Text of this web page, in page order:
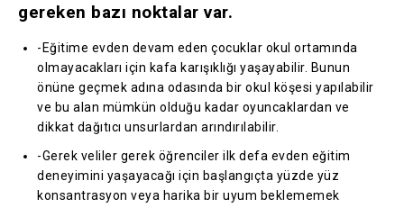
gereken bazı noktalar var.
-Eğitime evden devam eden çocuklar okul ortamında
olmayacakları için kafa karışıklığı yaşayabilir. Bunun
önüne geçmek adına odasında bir okul köşesi yapılabilir
ve bu alan mümkün olduğu kadar oyuncaklardan ve
dikkat dağıtıcı unsurlardan arındırılabilir.
-Gerek veliler gerek öğrenciler ilk defa evden eğitim
deneyimini yaşayacağı için başlangıçta yüzde yüz
konsantrasyon veya harika bir uyum beklememek